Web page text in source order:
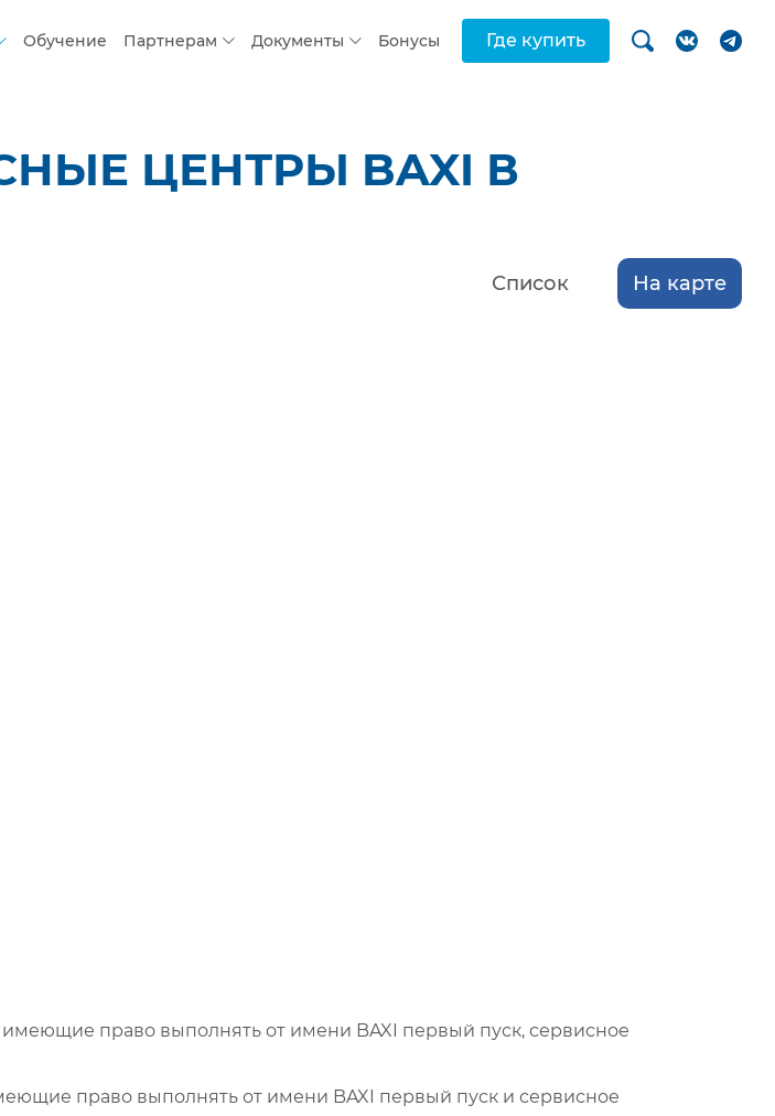
Обучение Партнерам Документы Бонусы Где купить
ЦЕНТРЫ BAXI В
Список На карте
право выполнять от имени BAXI первый пуск, сервисное
право выполнять от имени BAXI первый пуск и сервисное